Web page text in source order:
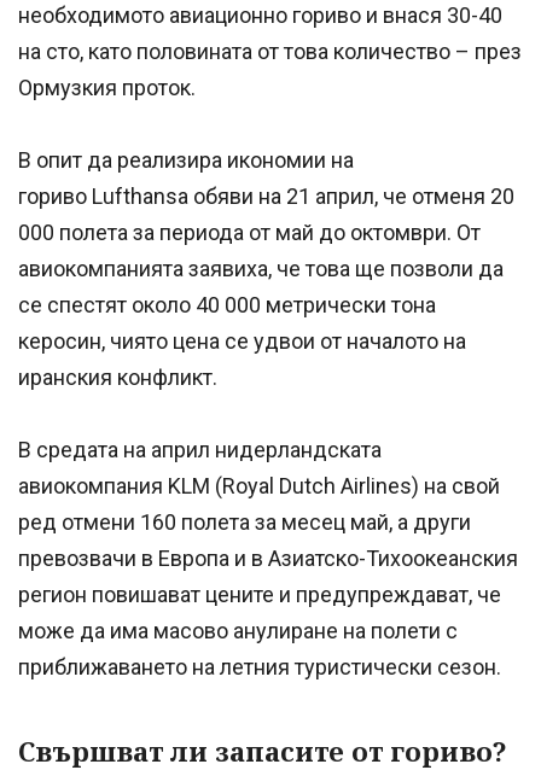
необходимото авиационно гориво и внася 30-40
на сто, като половината от това количество – през
Ормузкия проток.
В опит да реализира икономии на
гориво Lufthansa обяви на 21 април, че отменя 20
000 полета за периода от май до октомври. От
авиокомпанията заявиха, че това ще позволи да
се спестят около 40 000 метрически тона
керосин, чиято цена се удвои от началото на
иранския конфликт.
В средата на април нидерландската
авиокомпания KLM (Royal Dutch Airlines) на свой
ред отмени 160 полета за месец май, а други
превозвачи в Европа и в Азиатско-Тихоокеанския
регион повишават цените и предупреждават, че
може да има масово анулиране на полети с
приближаването на летния туристически сезон.
Свършват ли запасите от гориво?